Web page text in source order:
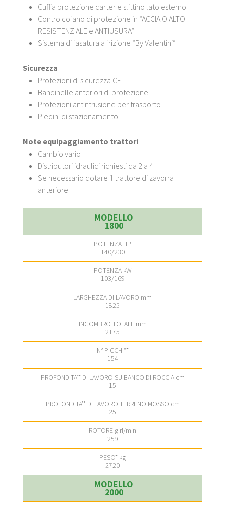
Cuffia protezione carter e slittino lato esterno
Contro cofano di protezione in “ACCIAIO ALTO
RESISTENZIALE e ANTIUSURA”
Sistema di fasatura a frizione “By Valentini”
Sicurezza
Protezioni di sicurezza CE
Bandinelle anteriori di protezione
Protezioni antintrusione per trasporto
Piedini di stazionamento
Note equipaggiamento trattori
Cambio vario
Distributori idraulici richiesti da 2 a 4
Se necessario dotare il trattore di zavorra
anteriore
1800
140/230
103/169
1825
2175
154
15
25
259
2720
2000